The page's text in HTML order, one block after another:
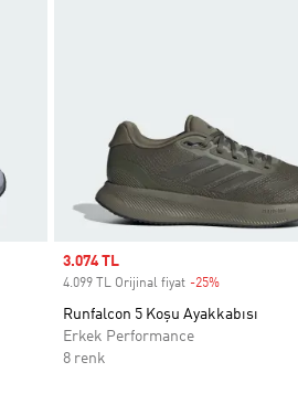
Sale price
3.074 TL
4.099 TL Orijinal fiyat -25%
Runfalcon 5 Koşu Ayakkabısı
Erkek Performance
8 renk